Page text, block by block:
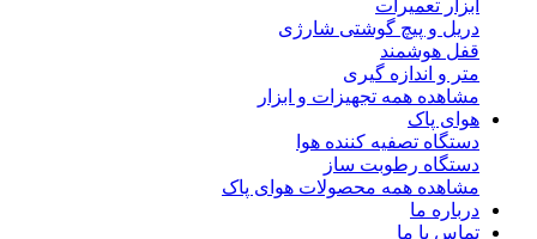
ابزار تعمیرات
دریل و پیچ گوشتی شارژی
قفل هوشمند
متر و اندازه گیری
مشاهده همه تجهیزات و ابزار
هوای پاک
دستگاه تصفیه کننده هوا
دستگاه رطوبت ساز
مشاهده همه محصولات هوای پاک
درباره ما
تماس با ما